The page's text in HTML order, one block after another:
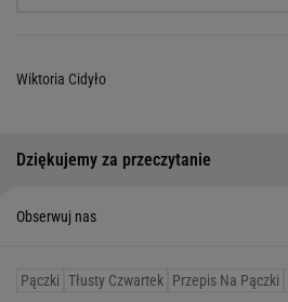
Wiktoria Cidyło
Dziękujemy za przeczytanie
Obserwuj nas
Pączki Tłusty Czwartek Przepis Na Pączki